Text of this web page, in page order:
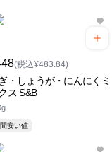
(税込¥483.84)
・しょうが・にんにくミ
ス S&B
月間安い値